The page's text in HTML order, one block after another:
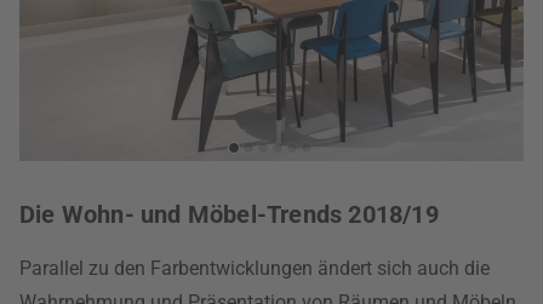
Die Wohn- und Möbel-Trends 2018/19
Parallel zu den Farbentwicklungen ändert sich auch die